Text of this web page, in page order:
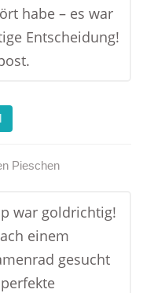
habe – es war
Entscheidung!
Pieschen
war goldrichtig!
einem
gesucht